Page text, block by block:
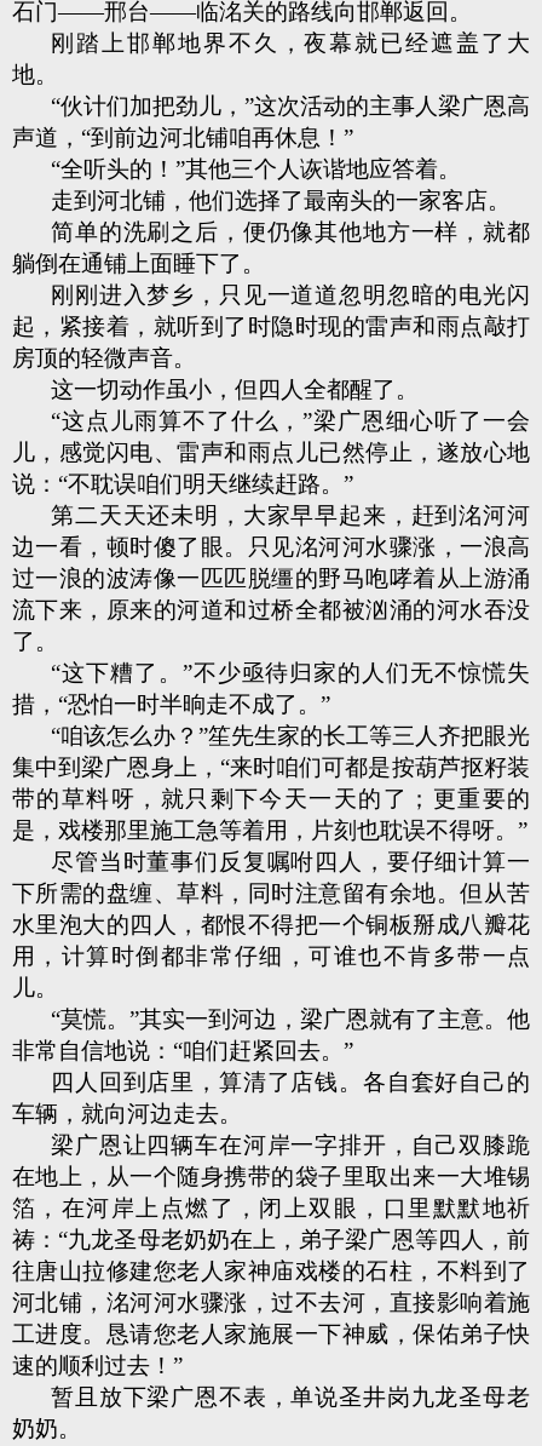
石门——邢台——临洺关的路线向邯郸返回。
刚踏上邯郸地界不久，夜幕就已经遮盖了大
地。
“伙计们加把劲儿，”这次活动的主事人梁广恩高
声道，“到前边河北铺咱再休息！”
“全听头的！”其他三个人诙谐地应答着。
走到河北铺，他们选择了最南头的一家客店。
简单的洗刷之后，便仍像其他地方一样，就都
躺倒在通铺上面睡下了。
刚刚进入梦乡，只见一道道忽明忽暗的电光闪
起，紧接着，就听到了时隐时现的雷声和雨点敲打
房顶的轻微声音。
这一切动作虽小，但四人全都醒了。
“这点儿雨算不了什么，”梁广恩细心听了一会
儿，感觉闪电、雷声和雨点儿已然停止，遂放心地
说：“不耽误咱们明天继续赶路。”
第二天天还未明，大家早早起来，赶到洺河河
边一看，顿时傻了眼。只见洺河河水骤涨，一浪高
过一浪的波涛像一匹匹脱缰的野马咆哮着从上游涌
流下来，原来的河道和过桥全都被汹涌的河水吞没
了。
“这下糟了。”不少亟待归家的人们无不惊慌失
措，“恐怕一时半晌走不成了。”
“咱该怎么办？”笙先生家的长工等三人齐把眼光
集中到梁广恩身上，“来时咱们可都是按葫芦抠籽装
带的草料呀，就只剩下今天一天的了；更重要的
是，戏楼那里施工急等着用，片刻也耽误不得呀。”
尽管当时董事们反复嘱咐四人，要仔细计算一
下所需的盘缠、草料，同时注意留有余地。但从苦
水里泡大的四人，都恨不得把一个铜板掰成八瓣花
用，计算时倒都非常仔细，可谁也不肯多带一点
儿。
“莫慌。”其实一到河边，梁广恩就有了主意。他
非常自信地说：“咱们赶紧回去。”
四人回到店里，算清了店钱。各自套好自己的
车辆，就向河边走去。
梁广恩让四辆车在河岸一字排开，自己双膝跪
在地上，从一个随身携带的袋子里取出来一大堆锡
箔，在河岸上点燃了，闭上双眼，口里默默地祈
祷：“九龙圣母老奶奶在上，弟子梁广恩等四人，前
往唐山拉修建您老人家神庙戏楼的石柱，不料到了
河北铺，洺河河水骤涨，过不去河，直接影响着施
工进度。恳请您老人家施展一下神威，保佑弟子快
速的顺利过去！”
暂且放下梁广恩不表，单说圣井岗九龙圣母老
奶奶。